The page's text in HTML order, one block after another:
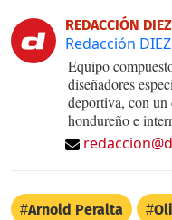
REDACCIÓN DIEZ
Redacción DIEZ
Equipo
diseñadores
deportiva, con
hondureño e
Arnold Peralta